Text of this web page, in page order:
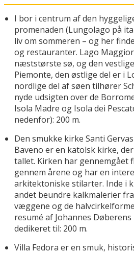
I bor i centrum af den
promenaden (Lungolago på
liv om sommeren – og her
og restauranter. Lago
næststørste sø, og den
Piemonte, den østlige del er i
nordlige del af søen tilhører
nyde udsigten over de
Isola Madre og Isola dei
nedenfor): 200 m.
Den smukke kirke Santi
Baveno er en katolsk kirke,
tallet. Kirken har gennemgået
gennem årene og har en
arkitektoniske stilarter. Inde i
andet beundre kalkmalerier
væggene og de
resumé af Johannes
dedikeret til: 200 m.
Villa Fedora er en smuk,